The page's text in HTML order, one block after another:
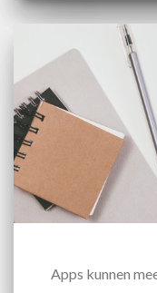
Apps kunnen